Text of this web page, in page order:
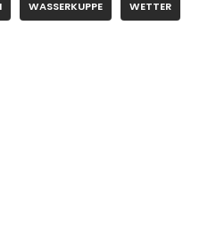
WASSERKUPPE WETTER